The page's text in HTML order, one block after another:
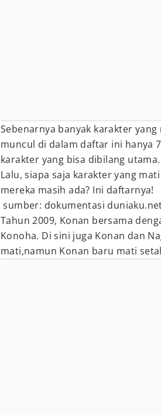
Sebenarnya banyak karakter yang
muncul di dalam daftar ini hanya
karakter yang bisa dibilang utama.
Lalu, siapa saja karakter yang
mereka masih ada? Ini daftarnya!
sumber: dokumentasi
Tahun 2009, Konan bersama
Konoha. Di sini juga Konan dan
mati,namun Konan baru mati